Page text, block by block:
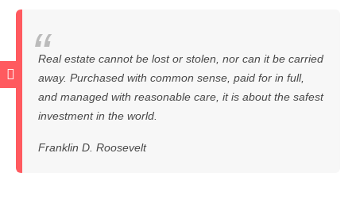
Real estate cannot be lost or stolen, nor can it be carried
away. Purchased with common sense, paid for in full,
and managed with reasonable care, it is about the safest
investment in the world.
Franklin D. Roosevelt